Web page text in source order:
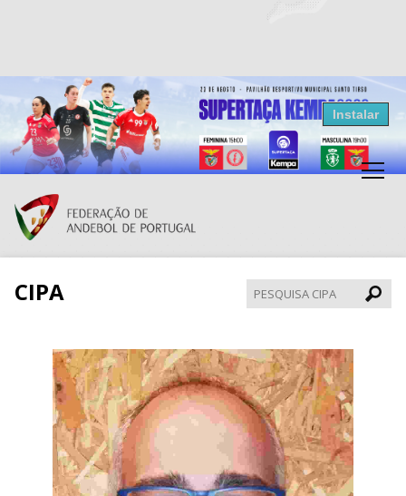
Resultados Andebol
Federação de Andebol de Portugal
Grátis - Disponivel na Play Store
Instalar
CIPA
CIPA